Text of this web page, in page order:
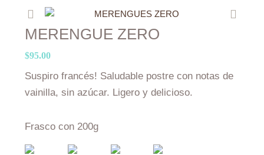
Previo
MERENGUE ZERO
$95.00
Suspiro francés! Saludable postre con notas de
vainilla, sin azúcar. Ligero y delicioso.
Frasco con 200g